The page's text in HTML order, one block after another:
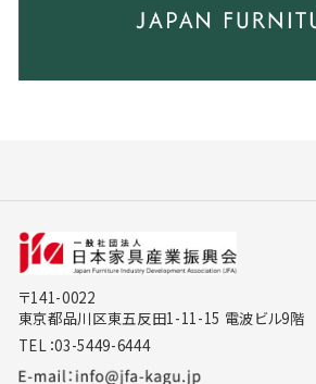
〒141-0022
東京都品川区東五反田1-11-15 電波ビル9階
TEL：03-5449-6444